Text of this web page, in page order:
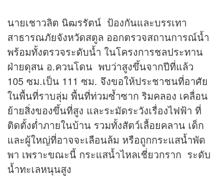
นายเชาวลิต นิฒรรัตน์ ป้องกันและบรรเทา
สาธารณภัยจังหวัดสตูล ออกตรวจสถานการณ์น้ำ
พร้อมทั้งตรวจระดับน้ำ ในโครงการชลประทาน
ฝ่ายดุสน อ.ควนโดน พบว่าสูงขึ้นจากปีที่แล้ว
105 ซม.เป็น 111 ซม. จึงขอให้ประชาชนที่อาศัย
ในพื้นที่ราบลุ่ม พื้นที่ท่วมซ้ำซาก ริมคลอง เคลื่อน
ย้ายสิ่งของขึ้นที่สูง และระมัดระวังเรื่องไฟฟ้า ที่
ติดตั้งต่ำภายในบ้าน รวมทั้งสัตว์เลื้อยคลาน เด็ก
และผู้ใหญ่ที่อาจจะเลือนล้ม หรือถูกกระแสน้ำพัด
พา เพราะขณะนี้ กระแสน้ำไหลเชี่ยวกราก ระดับ
น้ำทะเลหนุนสูง